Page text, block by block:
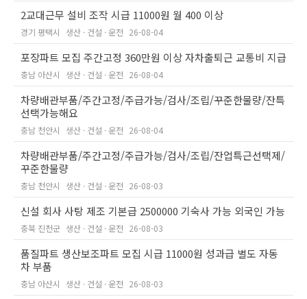
2교대근무 설비 조작 시급 11000원 월 400 이상
경기 평택시 생산 · 건설 · 운전 26-08-04
포장파트 모집 주간고정 360만원 이상 자차출퇴근 교통비 지급
충남 아산시 생산 · 건설 · 운전 26-08-04
차량배관부품/주간고정/주급가능/검사/조립/꾸준한물량/잔특
선택가능해요
충남 천안시 생산 · 건설 · 운전 26-08-04
차량배관부품/주간고정/주급가능/검사/조립/잔업특근선택제/
꾸준한물량
충남 천안시 생산 · 건설 · 운전 26-08-03
신설 회사 사탕 제조 기본급 2500000 기숙사 가능 외국인 가능
충북 진천군 생산 · 건설 · 운전 26-08-03
품질파트 생산보조파트 모집 시급 11000원 성과급 별도 자동
차 부품
충남 아산시 생산 · 건설 · 운전 26-08-03